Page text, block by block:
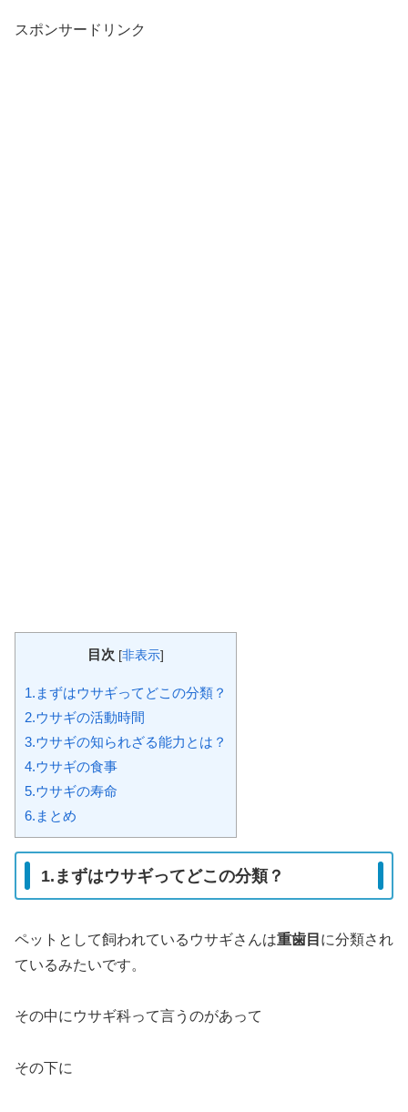
スポンサードリンク
目次 [非表示]
1.まずはウサギってどこの分類？
2.ウサギの活動時間
3.ウサギの知られざる能力とは？
4.ウサギの食事
5.ウサギの寿命
6.まとめ
1.まずはウサギってどこの分類？
ペットとして飼われているウサギさんは重歯目 に分類され
ているみたいです。
その中にウサギ科って言うのがあって
その下に